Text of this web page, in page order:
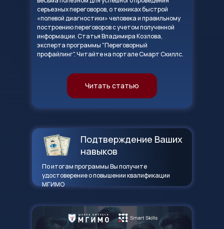
серьезных переговоров, о техниках быстрой
«полевой диагностики» человека и правильному
построению переговоров с учетом полученной
информации. Статья Владимира Козлова,
эксперта программы "Переговорный
профайлинг". Читайте на портале Смарт Скиллс.
Читать статью
По итогам программы Вы получите
удостоверение о повышении квалификации
МГИМО
Подтверждение Ваших
навыков